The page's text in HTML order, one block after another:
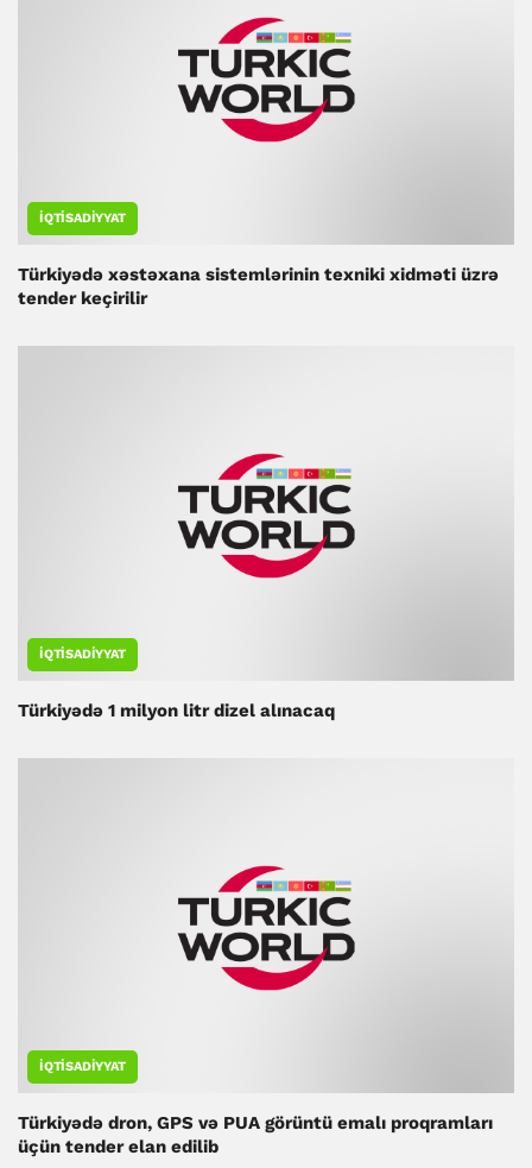
İQTISADIYYAT
Türkiyədə xəstəxana sistemlərinin texniki xidməti üzrə
tender keçirilir
İQTISADIYYAT
Türkiyədə 1 milyon litr dizel alınacaq
İQTISADIYYAT
Türkiyədə dron, GPS və PUA görüntü emalı proqramları
üçün tender elan edilib